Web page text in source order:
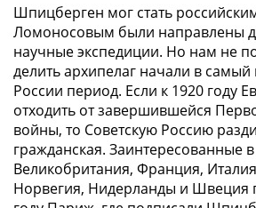
золотые
Города
трудовой
доблести
Освобожденные
Города-
столицы
Европы
Наборы
Шпицберген мог стать
Ломоносовым были направлены
научные экспедиции. Но нам не
делить архипелаг начали в
России период. Если к 1920 году
отходить от завершившейся
войны, то Советскую Россию
гражданская. Заинтересованные
Великобритания, Франция,
Норвегия, Нидерланды и Швеция